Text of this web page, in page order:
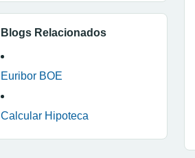
Blogs Relacionados
Euribor BOE
Calcular Hipoteca